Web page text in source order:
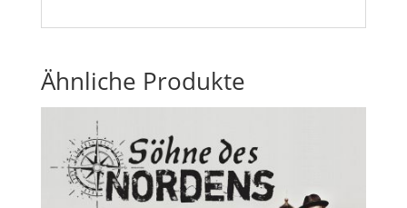
Ähnliche Produkte